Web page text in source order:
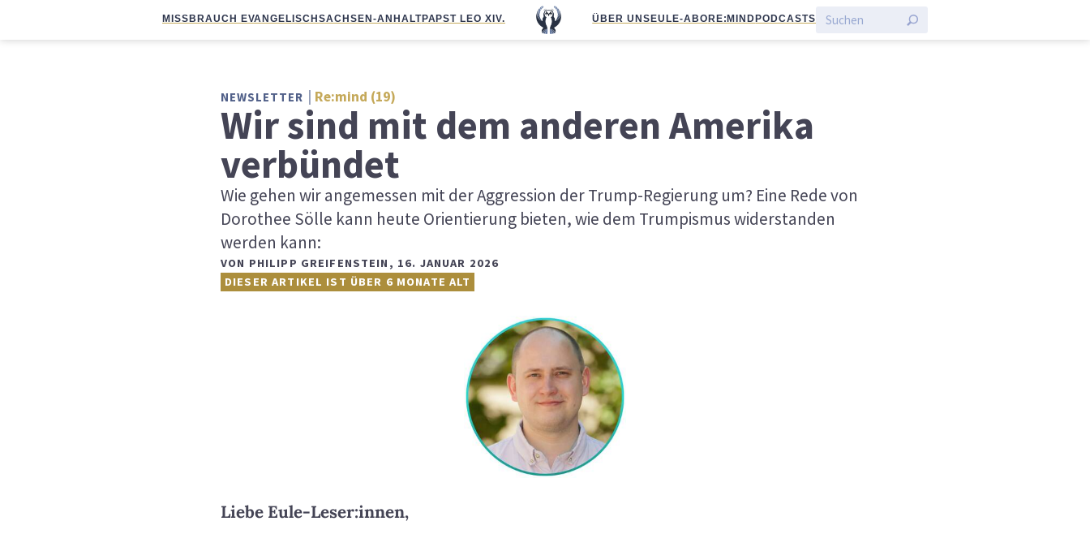
MISSBRAUCH EVANGELISCHSACHSEN-ANHALTPAPST LEO XIV. ÜBER UNS EULE-ABO RE:MIND PODCASTS
NEWSLETTER Re:mind (19)
Wir sind mit dem anderen Amerika
verbündet
Wie gehen wir angemessen mit der Aggression der Trump-Regierung um? Eine Rede von
Dorothee Sölle kann heute Orientierung bieten, wie dem Trumpismus widerstanden
werden kann:
VON PHILIPP GREIFENSTEIN , 16. JANUAR 2026
DIESER ARTIKEL IST ÜBER 6 MONATE ALT
Liebe Eule-Leser:innen,